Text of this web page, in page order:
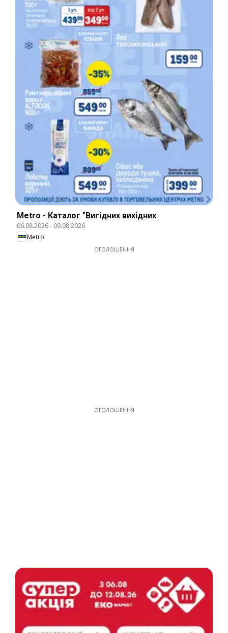
Metro - Каталог "Вигідних вихідних
06.08.2026- 09.08.2026
Metro
ОГОЛОШЕННЯ
ОГОЛОШЕННЯ